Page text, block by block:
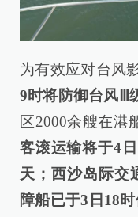
为有效应对台风
9时将防御台风Ⅲ
区2000余艘在港
客滚运输将于4
天；西沙岛际交
障船已于3日18时